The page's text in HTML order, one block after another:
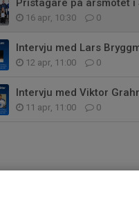
16 apr, 10:30 0
Intervju med Lars
12 apr, 11:00 0
Intervju med Viktor
11 apr, 11:00 0